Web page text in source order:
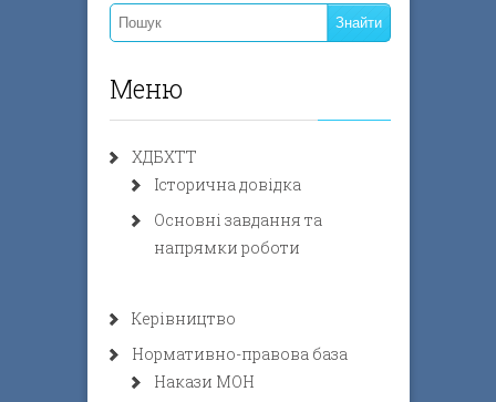
Меню
ХДБХТТ
Історична довідка
Основні завдання та
напрямки роботи
Керівництво
Нормативно-правова база
Накази МОН